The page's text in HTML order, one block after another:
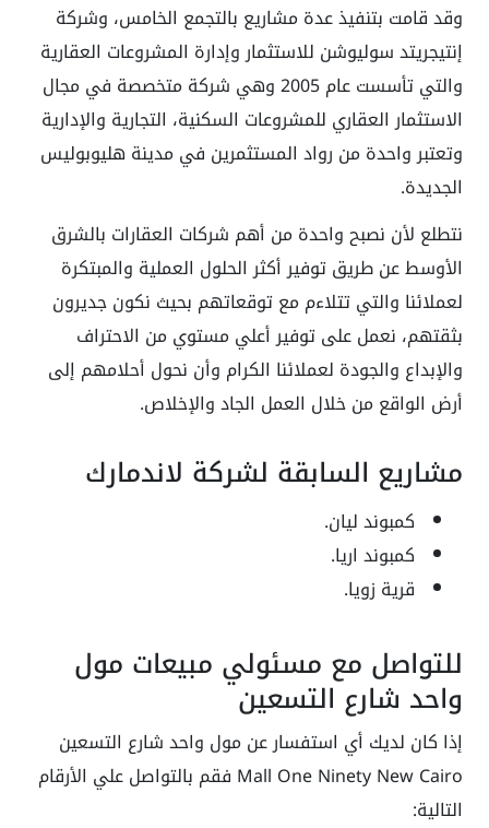
وقد قامت بتنفيذ عدة مشاريع بالتجمع الخامس، وشركة
إنتيجريتد سوليوشن للاستثمار وإدارة المشروعات العقارية
والتي تأسست عام 2005 وهي شركة متخصصة في مجال
الاستثمار العقاري للمشروعات السكنية، التجارية والإدارية
وتعتبر واحدة من رواد المستثمرين في مدينة هليوبوليس
الجديدة.
نتطلع لأن نصبح واحدة من أهم شركات العقارات بالشرق
الأوسط عن طريق توفير أكثر الحلول العملية والمبتكرة
لعملائنا والتي تتلاءم مع توقعاتهم بحيث نكون جديرون
بثقتهم، نعمل على توفير أعلي مستوي من الاحتراف
والإبداع والجودة لعملائنا الكرام وأن نحول أحلامهم إلى
أرض الواقع من خلال العمل الجاد والإخلاص.
مشاريع السابقة لشركة لاندمارك
كمبوند ليان.
كمبوند اريا.
قرية زويا.
للتواصل مع مسئولي مبيعات مول
واحد شارع التسعين
إذا كان لديك أي استفسار عن مول واحد شارع التسعين
Mall One Ninety New Cairo فقم بالتواصل علي الأرقام
التالية: